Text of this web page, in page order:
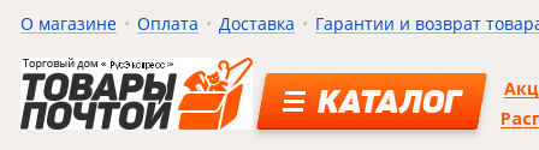
О магазине Оплата Доставка Гарантии и возврат
КАТАЛОГ